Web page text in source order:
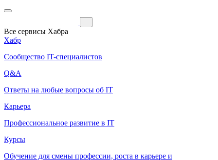
Все сервисы Хабра
Хабр
Сообщество IT-специалистов
Q&A
Ответы на любые вопросы об IT
Карьера
Профессиональное развитие в IT
Курсы
Обучение для смены профессии, роста в карьере и